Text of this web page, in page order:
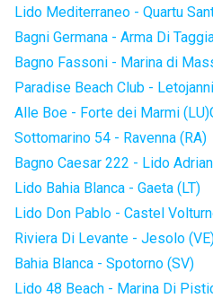
Lido Mediterraneo - Quartu
Bagni Germana - Arma Di
Bagno Fassoni - Marina di
Paradise Beach Club -
Alle Boe - Forte dei Marmi (LU)
Sottomarino 54 - Ravenna (RA)
Bagno Caesar 222 - Lido
Lido Bahia Blanca - Gaeta (LT)
Lido Don Pablo - Castel
Riviera Di Levante - Jesolo
Bahia Blanca - Spotorno (SV)
Lido 48 Beach - Marina Di